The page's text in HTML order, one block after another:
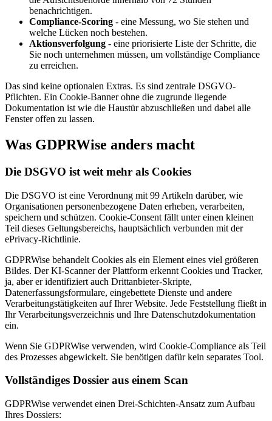
benachrichtigen.
Compliance-Scoring - eine Messung, wo Sie stehen und
welche Lücken noch bestehen.
Aktionsverfolgung - eine priorisierte Liste der Schritte, die
Sie noch unternehmen müssen, um vollständige Compliance
zu erreichen.
Das sind keine optionalen Extras. Es sind zentrale DSGVO-
Pflichten. Ein Cookie-Banner ohne die zugrunde liegende
Dokumentation ist wie die Haustür abzuschließen und dabei alle
Fenster offen zu lassen.
Was GDPRWise anders macht
Die DSGVO ist weit mehr als Cookies
Die DSGVO ist eine Verordnung mit 99 Artikeln darüber, wie
Organisationen personenbezogene Daten erheben, verarbeiten,
speichern und schützen. Cookie-Consent fällt unter einen kleinen
Teil dieses Geltungsbereichs, hauptsächlich verbunden mit der
ePrivacy-Richtlinie.
GDPRWise behandelt Cookies als ein Element eines viel größeren
Bildes. Der KI-Scanner der Plattform erkennt Cookies und Tracker,
ja, aber er identifiziert auch Drittanbieter-Skripte,
Datenerfassungsformulare, eingebettete Dienste und andere
Verarbeitungstätigkeiten auf Ihrer Website. Jede Feststellung fließt in
Ihr Verarbeitungsverzeichnis und Ihre Datenschutzdokumentation
ein.
Wenn Sie GDPRWise verwenden, wird Cookie-Compliance als Teil
des Prozesses abgewickelt. Sie benötigen dafür kein separates Tool.
Vollständiges Dossier aus einem Scan
GDPRWise verwendet einen Drei-Schichten-Ansatz zum Aufbau
Ihres Dossiers: